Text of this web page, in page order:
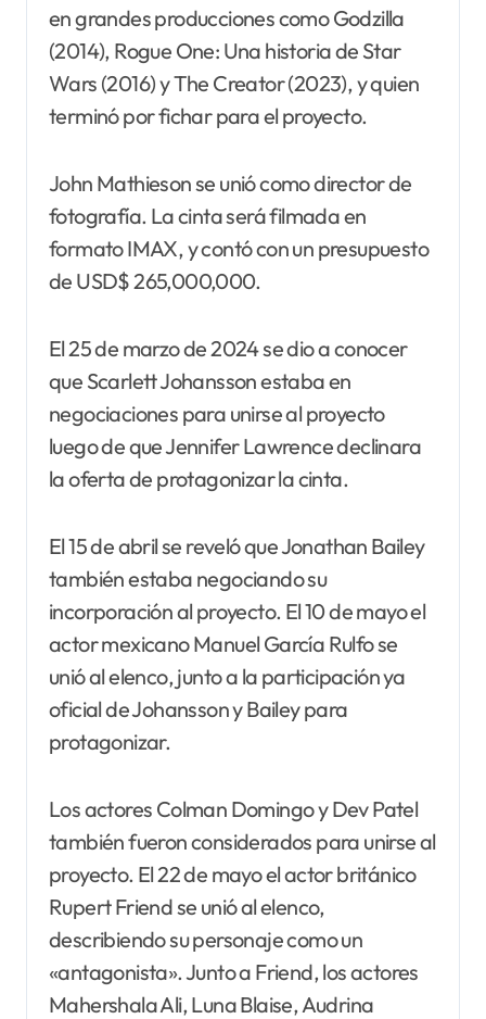
en grandes producciones como Godzilla
(2014), Rogue One: Una historia de Star
Wars (2016) y The Creator (2023), y quien
terminó por fichar para el proyecto.
John Mathieson se unió como director de
fotografía. La cinta será filmada en
formato IMAX, y contó con un presupuesto
de USD$ 265,000,000.
El 25 de marzo de 2024 se dio a conocer
que Scarlett Johansson estaba en
negociaciones para unirse al proyecto
luego de que Jennifer Lawrence declinara
la oferta de protagonizar la cinta.
El 15 de abril se reveló que Jonathan Bailey
también estaba negociando su
incorporación al proyecto. El 10 de mayo el
actor mexicano Manuel García Rulfo se
unió al elenco, junto a la participación ya
oficial de Johansson y Bailey para
protagonizar​.
Los actores Colman Domingo y Dev Patel
también fueron considerados para unirse al
proyecto. El 22 de mayo el actor británico
Rupert Friend se unió al elenco,
describiendo su personaje como un
«antagonista». Junto a Friend, los actores
Mahershala Ali, Luna Blaise, Audrina